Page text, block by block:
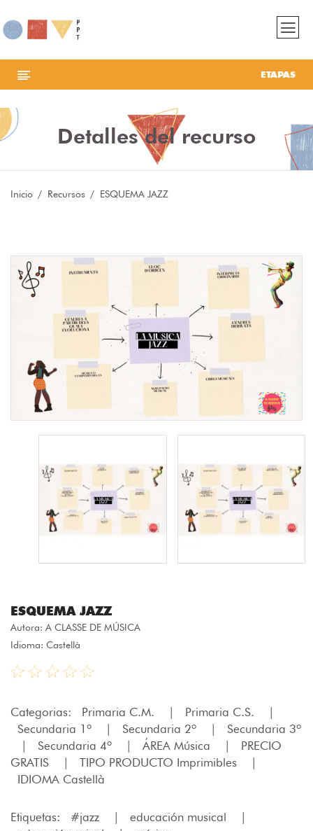
ETAPAS
Detalles del recurso
Inicio Recursos ESQUEMA JAZZ
ESQUEMA JAZZ
Autora: A CLASSE DE MÚSICA
Idioma: Castellà
Categorias: Primaria C.M. | Primaria C.S.
|
Secundaria 1º
| Secundaria 2º |
Secundaria 3º
|
Secundaria 4º | ÁREA Música |
PRECIO
GRATIS
| TIPO PRODUCTO Imprimibles
|
IDIOMA Castellà
Etiquetas: #jazz | educación musical
|